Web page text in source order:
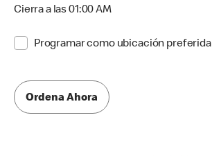
Cierra a las 01:00 AM
Programar como ubicación preferida
Ordena Ahora